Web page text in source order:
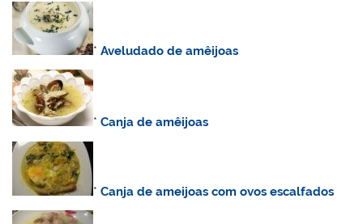
*Aveludado de amêijoas
*Canja de amêijoas
*Canja de ameijoas com ovos escalfados